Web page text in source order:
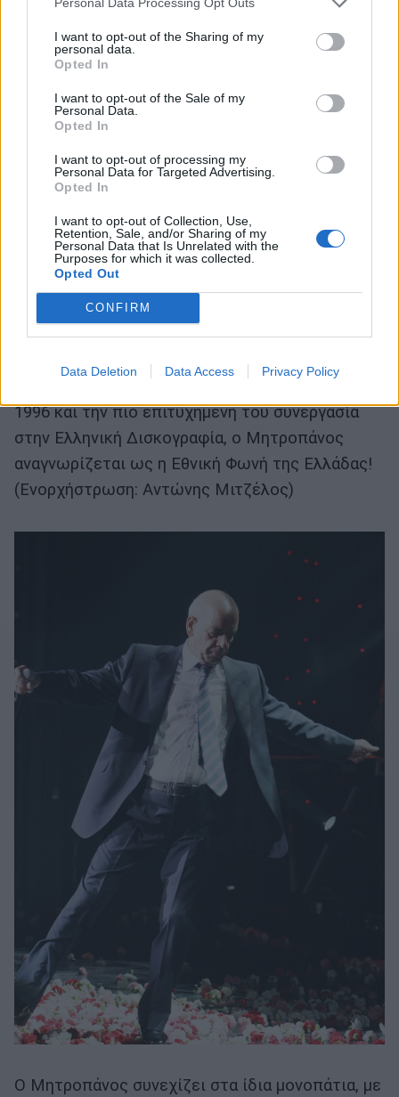
I want to opt-out of the Sharing of my
personal data.
Opted In
I want to opt-out of the Sale of my
Personal Data.
Opted In
I want to opt-out of processing my
Personal Data for Targeted Advertising.
Opted In
I want to opt-out of Collection, Use,
Retention, Sale, and/or Sharing of my
Personal Data that Is Unrelated with the
Purposes for which it was collected.
Opted Out
CONFIRM
Data Deletion Data Access Privacy Policy
λέξεων πιο επιτηδευμένων. Παράλληλα, η
απήχηση των τραγουδιών στην κοινωνία και η
εμπορική επιτυχία αναδεικνύουν αυτές τις
της εξέλιξης της ελληνικής κοινωνίας. Από το
1992 και μετά τη συνεργασία του με τον Μάριο
Τόκα ο Μητροπάνος καθιερώνεται στο Πάνθεον
των Ελλήνων τραγουδιστών.
Η πολύ σημαντική συνεργασία με τον Θάνο
Μικρούτσικο το 1996, στον δίσκο «Στου Αιώνα
Την Παράγκα», σε στίχους Άλκη Αλκαίου, Κώστα
Λαχά, Λίνας Νικολακοπούλου και Γιώργου
Κακουλίδη, αποτελεί στροφή του ερμηνευτή σε
ακόμα πιο «έντεχνες» διαδρομές, διατηρώντας
1996 και την πιο επιτυχημένη του συνεργασία
στην Ελληνική Δισκογραφία, ο Μητροπάνος
αναγνωρίζεται ως η Εθνική Φωνή της Ελλάδας!
(Ενορχήστρωση: Αντώνης Μιτζέλος)
Ο Μητροπάνος συνεχίζει στα ίδια μονοπάτια, με